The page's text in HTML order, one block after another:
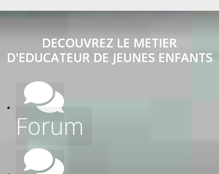
DECOUVREZ LE METIER
D'EDUCATEUR DE JEUNES ENFANTS
Forum